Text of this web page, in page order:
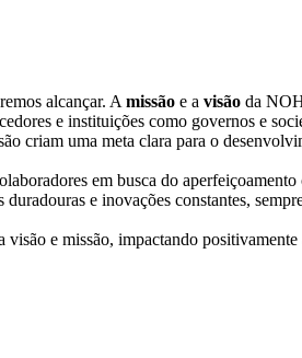
alcançar. A missão e a visão da
e instituições como governos e
criam uma meta clara para o
em busca do aperfeiçoamento
e inovações constantes,
visão e missão, impactando